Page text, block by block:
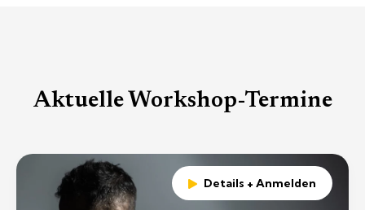
Aktuelle Workshop-Termine
Details + Anmelden